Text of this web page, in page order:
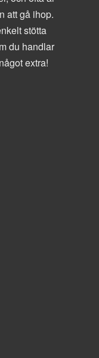
att gå ihop.
stötta
du handlar
extra!